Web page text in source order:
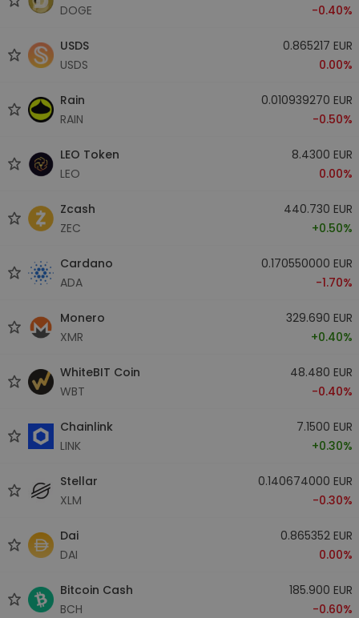
DOGE
-0.40%
USDS
USDS
0.865217 EUR
0.00%
Rain
RAIN
0.010939270 EUR
-0.50%
LEO Token
LEO
8.4300 EUR
0.00%
Zcash
ZEC
440.730 EUR
+0.50%
Cardano
ADA
0.170550000 EUR
-1.70%
Monero
XMR
329.690 EUR
+0.40%
WhiteBIT Coin
WBT
48.480 EUR
-0.40%
Chainlink
LINK
7.1500 EUR
+0.30%
Stellar
XLM
0.140674000 EUR
-0.30%
Dai
DAI
0.865352 EUR
0.00%
Bitcoin Cash
BCH
185.900 EUR
-0.60%